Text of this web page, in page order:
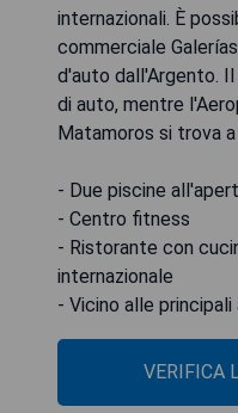
internazionali. È
commerciale
d'auto dall'Argento.
di auto, mentre
Matamoros si trova
- Due piscine
- Centro fitness
- Ristorante con
internazionale
VERIFICA